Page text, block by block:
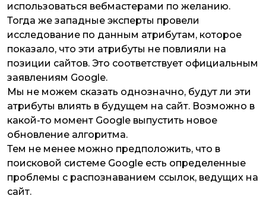
использоваться вебмастерами по желанию.
Тогда же западные эксперты провели
исследование по данным атрибутам, которое
показало, что эти атрибуты не повлияли на
позиции сайтов. Это соответствует официальным
заявлениям Google.
Мы не можем сказать однозначно, будут ли эти
атрибуты влиять в будущем на сайт. Возможно в
какой-то момент Google выпустить новое
обновление алгоритма.
Тем не менее можно предположить, что в
поисковой системе Google есть определенные
проблемы с распознаванием ссылок, ведущих на
сайт.